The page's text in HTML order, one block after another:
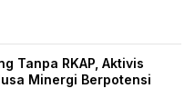
Tanpa RKAP, Aktivis
Minergi Berpotensi